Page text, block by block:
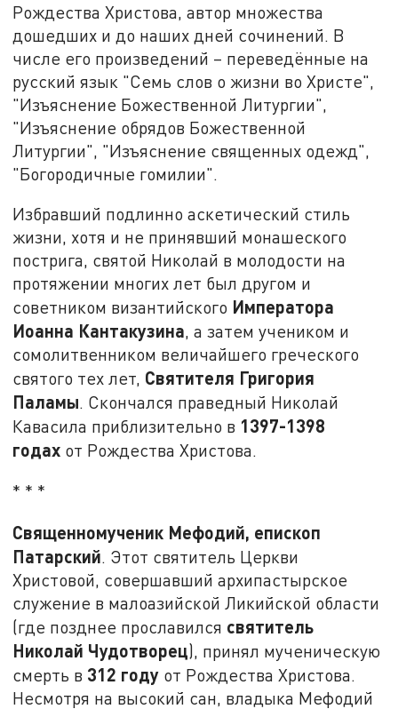
Рождества Христова, автор множества
дошедших и до наших дней сочинений. В
числе его произведений – переведённые на
русский язык "Семь слов о жизни во Христе",
"Изъяснение Божественной Литургии",
"Изъяснение обрядов Божественной
Литургии", "Изъяснение священных одежд",
"Богородичные гомилии".
Избравший подлинно аскетический стиль
жизни, хотя и не принявший монашеского
пострига, святой Николай в молодости на
протяжении многих лет был другом и
советником византийского Императора
Иоанна Кантакузина, а затем учеником и
сомолитвенником величайшего греческого
святого тех лет, Святителя Григория
Паламы. Скончался праведный Николай
Кавасила приблизительно в 1397-1398
годах от Рождества Христова.
* * *
Священномученик Мефодий, епископ
Патарский. Этот святитель Церкви
Христовой, совершавший архипастырское
служение в малоазийской Ликийской области
(где позднее прославился святитель
Николай Чудотворец), принял мученическую
смерть в 312 году от Рождества Христова.
Несмотря на высокий сан, владыка Мефодий